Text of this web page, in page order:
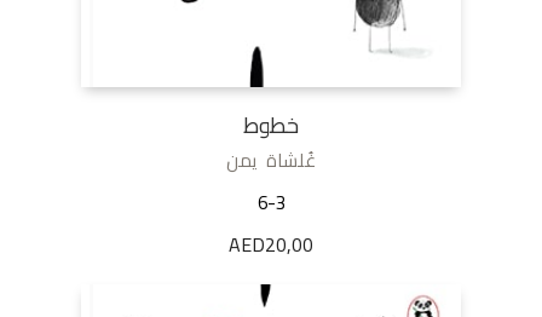
خطوط
غُلشاة يمن
6-3
AED20,00